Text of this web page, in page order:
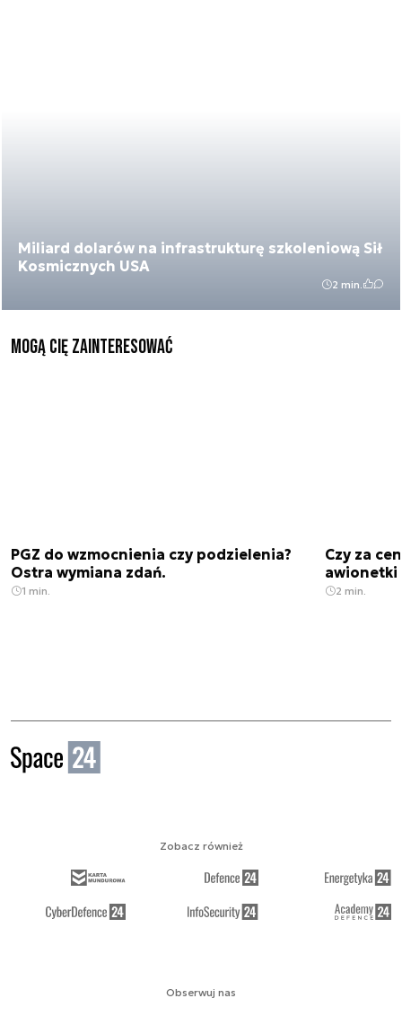
Miliard dolarów na infrastrukturę szkoleniową Sił
Kosmicznych USA
2 min.
Mogą Cię zainteresować
PGZ do wzmocnienia czy podzielenia?
Ostra wymiana zdań.
1 min.
Czy za
awionetki
2 min.
Obserwuj nas
Zobacz również